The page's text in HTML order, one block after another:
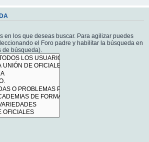
en los que deseas buscar. Para agilizar puedes
el Foro padre y habilitar la búsqueda en
de búsqueda).